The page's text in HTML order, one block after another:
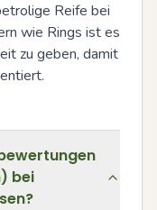
Reife bei
wie Rings ist es
zu geben, damit
bei